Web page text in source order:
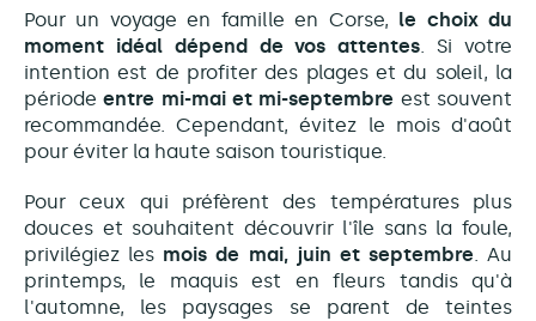
Pour un voyage en famille en Corse, le choix du
moment idéal dépend de vos attentes. Si votre
intention est de profiter des plages et du soleil, la
périodeentre mi-mai et mi-septembre est souvent
recommandée. Cependant, évitez le mois d'août
pour éviter la haute saison touristique.
Pour ceux qui préfèrent des températures plus
douces et souhaitent découvrir l'île sans la foule,
privilégiez les mois de mai, juin et septembre. Au
printemps, le maquis est en fleurs tandis qu'à
l'automne, les paysages se parent de teintes